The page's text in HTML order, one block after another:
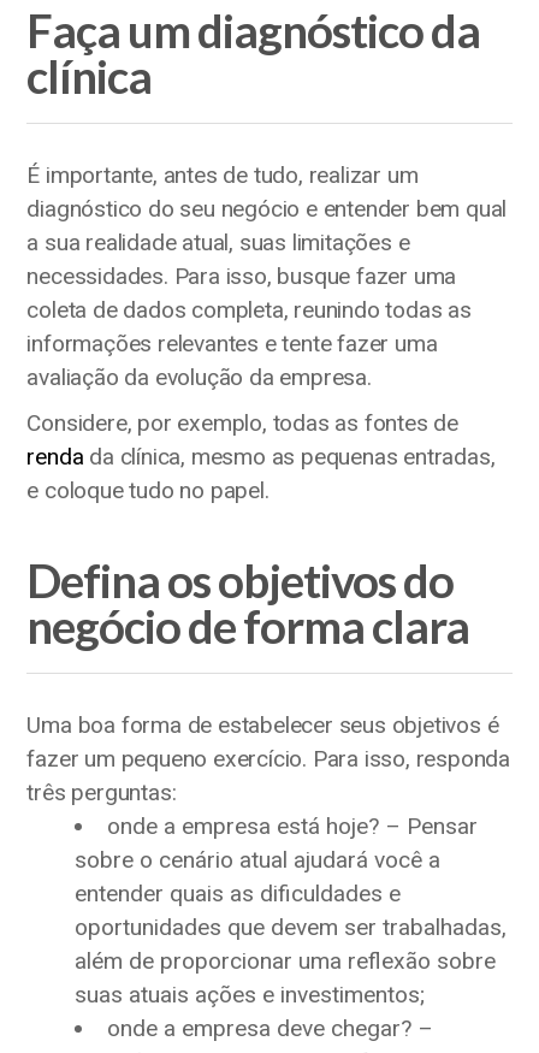
Faça um diagnóstico da
clínica
É importante, antes de tudo, realizar um
diagnóstico do seu negócio e entender bem qual
a sua realidade atual, suas limitações e
necessidades. Para isso, busque fazer uma
coleta de dados completa, reunindo todas as
informações relevantes e tente fazer uma
avaliação da evolução da empresa.
Considere, por exemplo, todas as fontes de
renda da clínica, mesmo as pequenas entradas,
e coloque tudo no papel.
Defina os objetivos do
negócio de forma clara
Uma boa forma de estabelecer seus objetivos é
fazer um pequeno exercício. Para isso, responda
três perguntas:
onde a empresa está hoje? – Pensar
sobre o cenário atual ajudará você a
entender quais as dificuldades e
oportunidades que devem ser trabalhadas,
além de proporcionar uma reflexão sobre
suas atuais ações e investimentos;
onde a empresa deve chegar? –